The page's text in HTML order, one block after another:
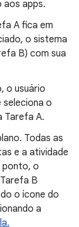
aos apps.
A fica em
o sistema
B) com sua
o usuário
seleciona o
Tarefa A.
Todas as
e a atividade
ponto, o
B
o ícone do
a